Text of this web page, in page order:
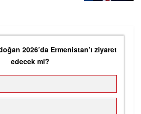
2026’da Ermenistan’ı ziyaret
edecek mi?